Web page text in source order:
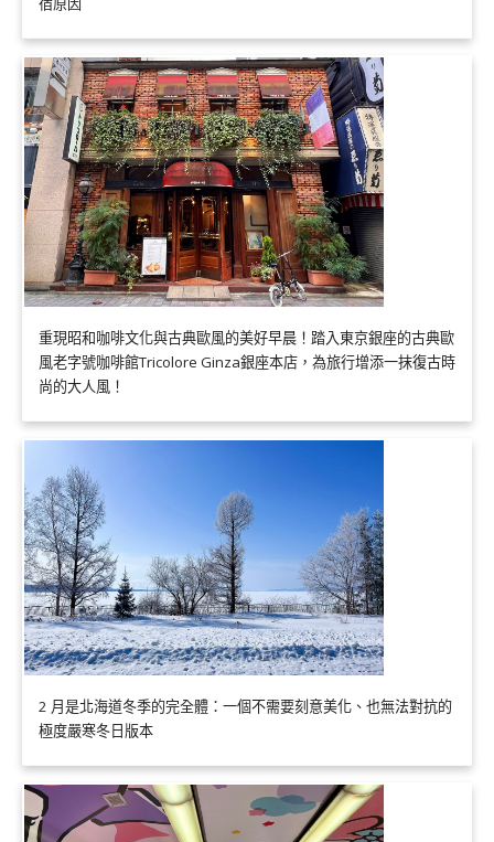
重現昭和咖啡文化與古典歐風的美好早晨！踏入東京銀座的古典歐
風老字號咖啡館Tricolore Ginza銀座本店，為旅行增添一抹復古時
尚的大人風！
2 月是北海道冬季的完全體：一個不需要刻意美化、也無法對抗的
極度嚴寒冬日版本